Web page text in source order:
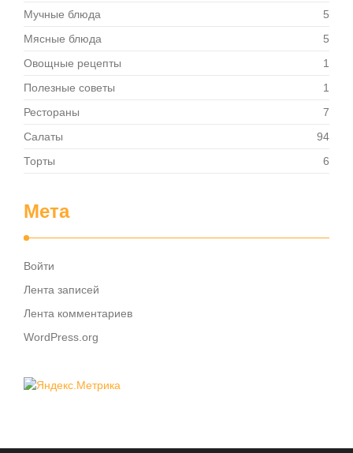
Мучные блюда
5
Мясные блюда
5
Овощные рецепты
1
Полезные советы
1
Рестораны
7
Салаты
94
Торты
6
Мета
Войти
Лента записей
Лента комментариев
WordPress.org